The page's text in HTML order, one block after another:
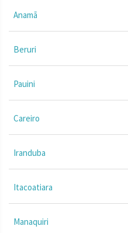
Anamã
Beruri
Pauini
Careiro
Iranduba
Itacoatiara
Manaquiri